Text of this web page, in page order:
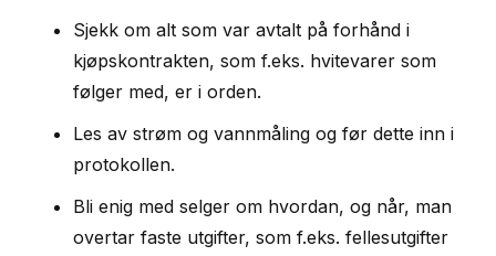
Sjekk om alt som var avtalt på forhånd i
kjøpskontrakten, som f.eks. hvitevarer som
følger med, er i orden.
Les av strøm og vannmåling og før dette inn i
protokollen.
Bli enig med selger om hvordan, og når, man
overtar faste utgifter, som f.eks. fellesutgifter